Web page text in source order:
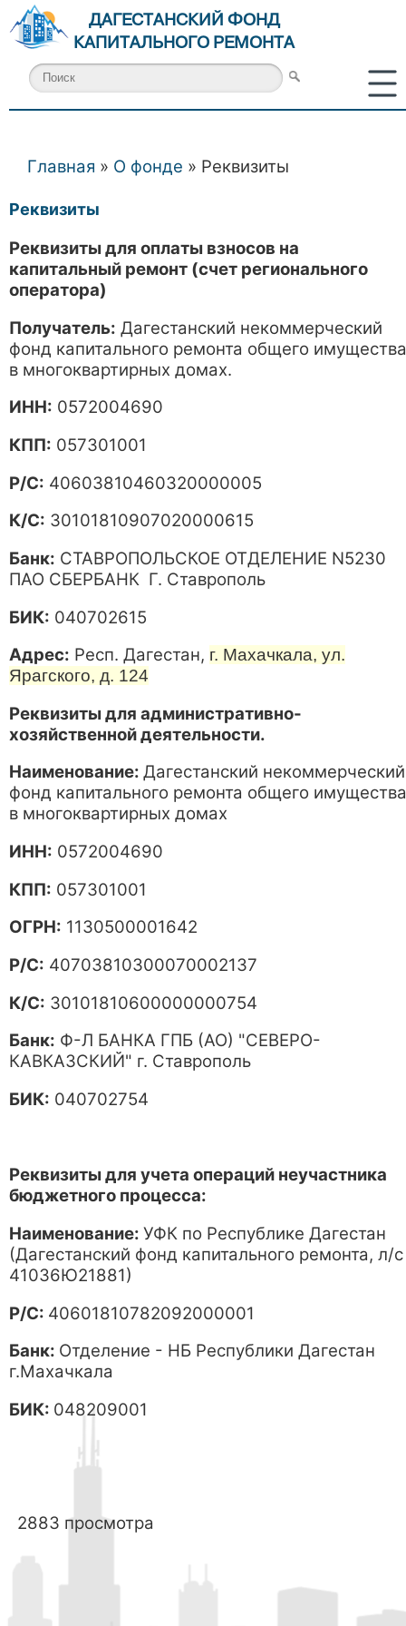
ДАГЕСТАНСКИЙ ФОНД
КАПИТАЛЬНОГО РЕМОНТА
Главная » О фонде » Реквизиты
Реквизиты
Реквизиты для оплаты взносов на
капитальный ремонт (счет регионального
оператора)
Получатель: Дагестанский некоммерческий
фонд капитального ремонта общего имущества
в многоквартирных домах.
ИНН: 0572004690
КПП: 057301001
Р/С: 40603810460320000005
К/С: 30101810907020000615
Банк: СТАВРОПОЛЬСКОЕ ОТДЕЛЕНИЕ N5230
ПАО СБЕРБАНК Г. Ставрополь
БИК: 040702615
Адрес: Респ. Дагестан, г. Махачкала, ул.
Ярагского, д. 124
Реквизиты для административно-
хозяйственной деятельности.
Наименование: Дагестанский некоммерческий
фонд капитального ремонта общего имущества
в многоквартирных домах
ИНН: 0572004690
КПП: 057301001
ОГРН: 1130500001642
Р/С: 40703810300070002137
К/С: 30101810600000000754
Банк: Ф-Л БАНКА ГПБ (АО) "СЕВЕРО-
КАВКАЗСКИЙ" г. Ставрополь
БИК: 040702754
Реквизиты для учета операций неучастника
бюджетного процесса:
Наименование: УФК по Республике Дагестан
(Дагестанский фонд капитального ремонта, л/с
41036Ю21881)
Р/C: 40601810782092000001
Банк: Отделение - НБ Республики Дагестан
г.Махачкала
БИК: 048209001
2883 просмотра